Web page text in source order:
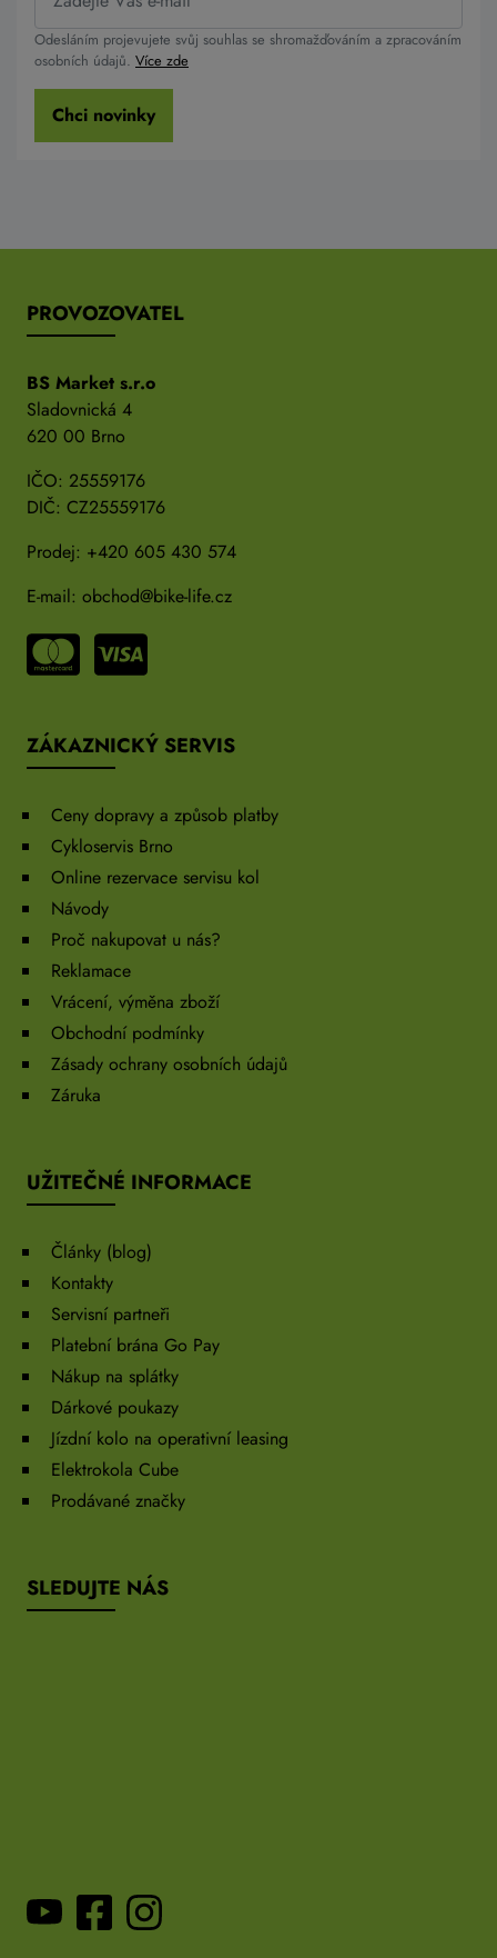
Odesláním projevujete svůj souhlas se shromažďováním a zpracováním
osobních údajů. Více zde
Chci novinky
PROVOZOVATEL
BS Market s.r.o
Sladovnická 4
620 00 Brno
IČO: 25559176
DIČ: CZ25559176
Prodej: +420 605 430 574
E-mail: obchod@bike-life.cz
ZÁKAZNICKÝ SERVIS
Ceny dopravy a způsob platby
Cykloservis Brno
Online rezervace servisu kol
Návody
Proč nakupovat u nás?
Reklamace
Vrácení, výměna zboží
Obchodní podmínky
Zásady ochrany osobních údajů
Záruka
UŽITEČNÉ INFORMACE
Články (blog)
Kontakty
Servisní partneři
Platební brána Go Pay
Nákup na splátky
Dárkové poukazy
Jízdní kolo na operativní leasing
Elektrokola Cube
Prodávané značky
SLEDUJTE NÁS